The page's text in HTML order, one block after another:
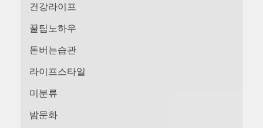
건강라이프
꿀팁노하우
돈버는습관
라이프스타일
미분류
밤문화